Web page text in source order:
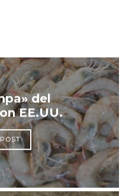
del
EE.UU.